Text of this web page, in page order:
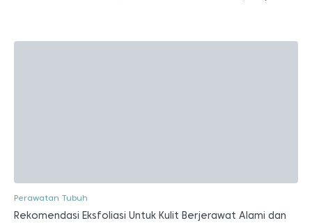
Perawatan Tubuh
Rekomendasi Eksfoliasi Untuk Kulit Berjerawat Alami dan